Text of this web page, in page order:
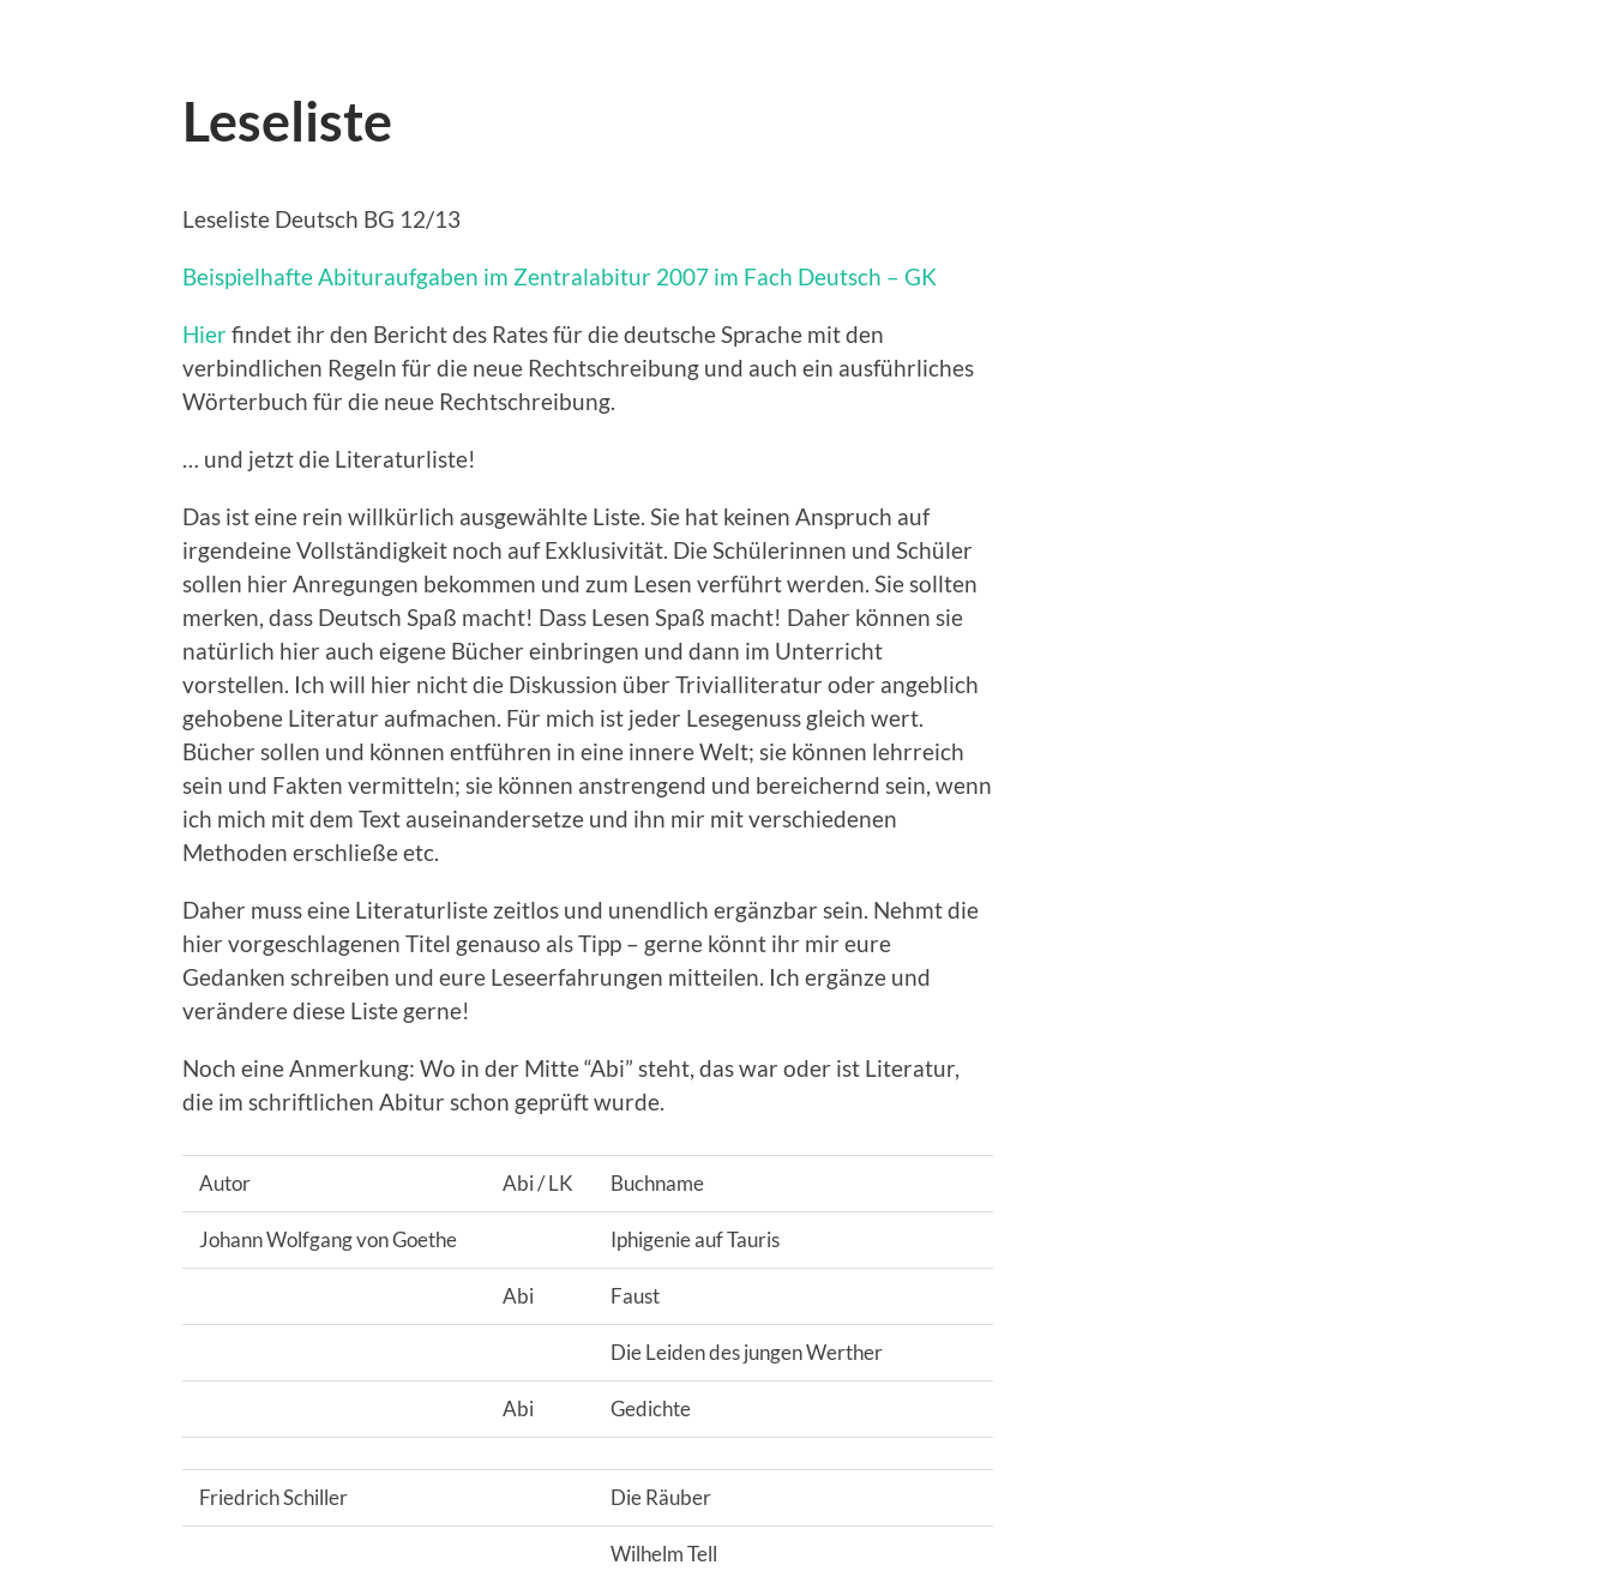
Leseliste
Leseliste Deutsch BG 12/13
Beispielhafte Abituraufgaben im Zentralabitur 2007 im Fach Deutsch – GK
Hierfindet ihr den Bericht des Rates für die deutsche Sprache mit den
verbindlichen Regeln für die neue Rechtschreibung und auch ein ausführliches
Wörterbuch für die neue Rechtschreibung.
… und jetzt die Literaturliste!
Das ist eine rein willkürlich ausgewählte Liste. Sie hat keinen Anspruch auf
irgendeine Vollständigkeit noch auf Exklusivität. Die Schülerinnen und Schüler
sollen hier Anregungen bekommen und zum Lesen verführt werden. Sie sollten
merken, dass Deutsch Spaß macht! Dass Lesen Spaß macht! Daher können sie
natürlich hier auch eigene Bücher einbringen und dann im Unterricht
vorstellen. Ich will hier nicht die Diskussion über Trivialliteratur oder angeblich
gehobene Literatur aufmachen. Für mich ist jeder Lesegenuss gleich wert.
Bücher sollen und können entführen in eine innere Welt; sie können lehrreich
sein und Fakten vermitteln; sie können anstrengend und bereichernd sein, wenn
ich mich mit dem Text auseinandersetze und ihn mir mit verschiedenen
Methoden erschließe etc.
Daher muss eine Literaturliste zeitlos und unendlich ergänzbar sein. Nehmt die
hier vorgeschlagenen Titel genauso als Tipp – gerne könnt ihr mir eure
Gedanken schreiben und eure Leseerfahrungen mitteilen. Ich ergänze und
verändere diese Liste gerne!
Noch eine Anmerkung: Wo in der Mitte “Abi” steht, das war oder ist Literatur,
die im schriftlichen Abitur schon geprüft wurde.
Autor Abi / LK Buchname
Johann Wolfgang von Goethe Iphigenie auf Tauris
Abi Faust
Die Leiden des jungen Werther
Abi Gedichte
Friedrich Schiller Die Räuber
Wilhelm Tell